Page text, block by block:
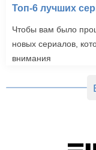
Топ-6 лучших
Чтобы вам было
новых сериалов,
внимания